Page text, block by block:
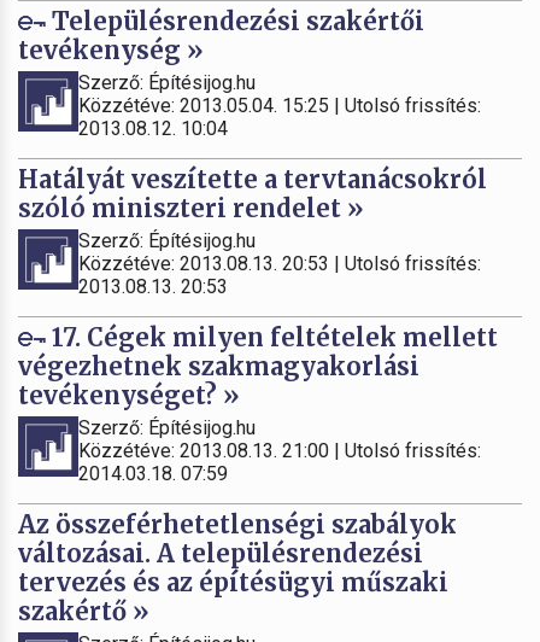
Településrendezési szakértői
tevékenység »
Szerző: Építésijog.hu
Közzétéve: 2013.05.04. 15:25 | Utolsó frissítés:
2013.08.12. 10:04
Hatályát veszítette a tervtanácsokról
szóló miniszteri rendelet »
Szerző: Építésijog.hu
Közzétéve: 2013.08.13. 20:53 | Utolsó frissítés:
2013.08.13. 20:53
17. Cégek milyen feltételek mellett
végezhetnek szakmagyakorlási
tevékenységet? »
Szerző: Építésijog.hu
Közzétéve: 2013.08.13. 21:00 | Utolsó frissítés:
2014.03.18. 07:59
Az összeférhetetlenségi szabályok
változásai. A településrendezési
tervezés és az építésügyi műszaki
szakértő »